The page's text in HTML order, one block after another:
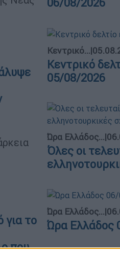
για το
που
Κεντρικό...|
Κεντρικό
05/08/2026
Ώρα Ελλάδος...|
Όλες οι
Ώρα Ελλάδος...|
Ώρα Ελλάδος